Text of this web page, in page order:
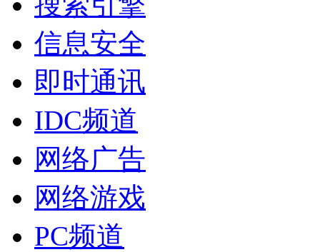
信息安全
即时通讯
IDC频道
网络广告
网络游戏
PC频道